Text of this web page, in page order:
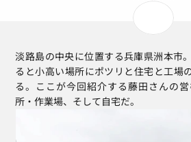
淡路島の中央に位置する兵庫県洲本市
ると小高い場所にポツリと住宅と工場
る。ここが今回紹介する藤田さんの
所・作業場、そして自宅だ。